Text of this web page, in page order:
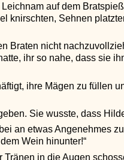
auf dem
knirschten, Sehnen
Braten nicht
ihr so nahe, dass sie
ihre Mägen zu füllen
Sie wusste, dass
an etwas Angenehmes
Wein hinunter!“
in die Augen